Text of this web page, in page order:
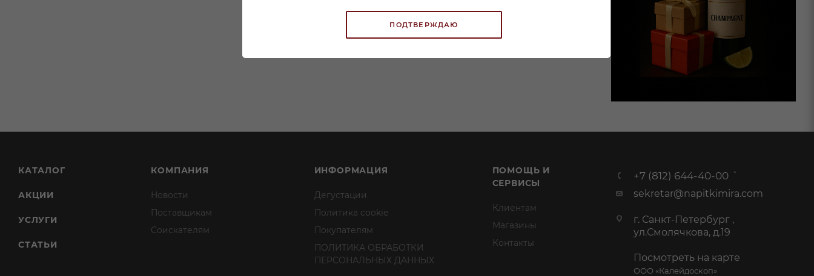
ПОДТВЕРЖДАЮ
КАТАЛОГ
АКЦИИ
УСЛУГИ
СТАТЬИ
КОМПАНИЯ
Новости
Поставщикам
Соискателям
ИНФОРМАЦИЯ
Дегустации
Политика cookie
Покупателям
ПОЛИТИКА ОБРАБОТКИ
ПЕРСОНАЛЬНЫХ ДАННЫХ
ПОМОЩЬ И
СЕРВИСЫ
Клиентам
Магазины
Контакты
+7 (812) 644-40-00
sekretar@napitkimira.com
г. Санкт-Петербург ,
ул.Смолячкова, д.19
Посмотреть на карте
ООО «Калейдоскоп»